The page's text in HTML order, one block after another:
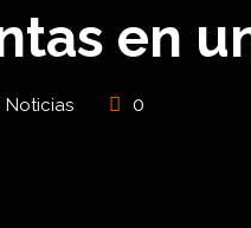
en
Noticias 0